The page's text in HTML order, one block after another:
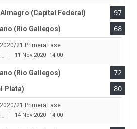
(Capital Federal)
97
(Rio Gallegos)
68
21 Primera Fase
| 11 Nov 2020 14:00
(Rio Gallegos)
72
Plata)
80
21 Primera Fase
| 14 Nov 2020 14:00